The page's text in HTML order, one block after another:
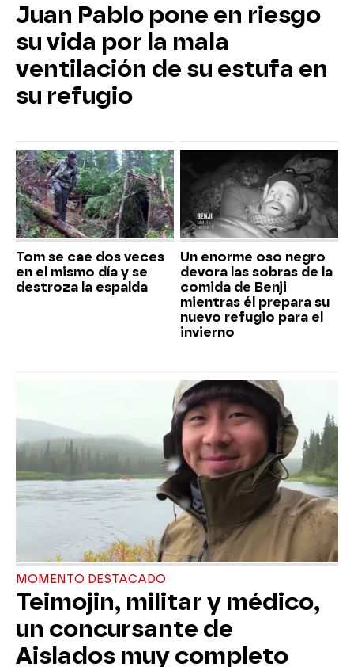
Juan Pablo pone en riesgo
su vida por la mala
ventilación de su estufa en
su refugio
Tom se cae dos veces
en el mismo día y se
destroza la espalda
Un enorme oso negro
devora las sobras de la
comida de Benji
mientras él prepara su
nuevo refugio para el
invierno
MOMENTO DESTACADO
Teimojin, militar y médico,
un concursante de
Aislados muy completo